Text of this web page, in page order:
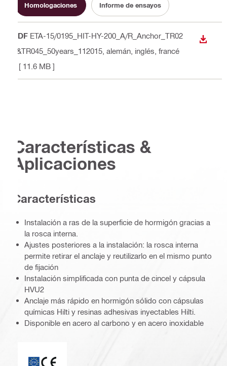
Homologaciones Informe de ensayos
PDF ETA-15/0195_HIT-HY-200_A/R_Anchor_TR02
9&TR045_50years_112015 , alemán, inglés, francé
[ 11.6 MB ]
Características &
Aplicaciones
Características
Instalación a ras de la superficie de hormigón gracias a
la rosca interna.
Ajustes posteriores a la instalación: la rosca interna
permite retirar el anclaje y reutilizarlo en el mismo punto
de fijación
Instalación simplificada con punta de cincel y cápsula
HVU2
Anclaje más rápido en hormigón sólido con cápsulas
químicas Hilti y resinas adhesivas inyectables Hilti.
Disponible en acero al carbono y en acero inoxidable